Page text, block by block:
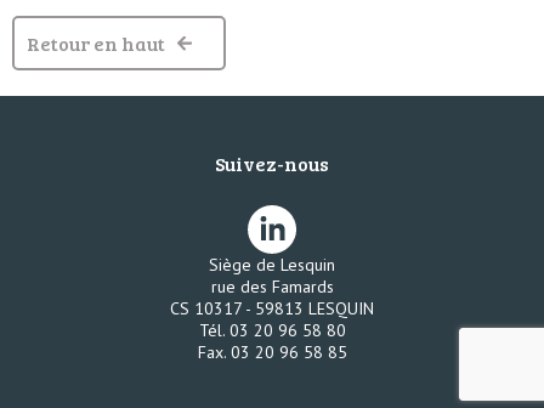
Retour en haut
Suivez-nous
Siège de Lesquin
rue des Famards
CS 10317 - 59813 LESQUIN
Tél. 03 20 96 58 80
Fax. 03 20 96 58 85